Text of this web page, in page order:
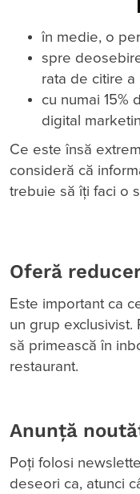
în medie, o
spre
rata de citire
cu numai 15%
digital
Ce este însă
consideră că
trebuie să îți faci o
Oferă
Este important ca
un grup
să primească în
restaurant.
Anunță
Poți folosi
deseori ca, atunci